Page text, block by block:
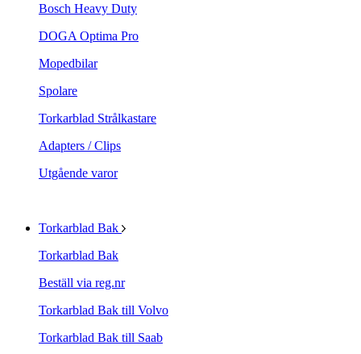
Bosch Heavy Duty
DOGA Optima Pro
Mopedbilar
Spolare
Torkarblad Strålkastare
Adapters / Clips
Utgående varor
Torkarblad Bak
Torkarblad Bak
Beställ via reg.nr
Torkarblad Bak till Volvo
Torkarblad Bak till Saab